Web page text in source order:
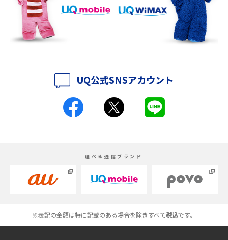
iPhone 16eとiPhone 14を徹底比較！スペック・機能の違いをわかりやすく
紹介
iPhone 16とiPhone 15の違いは？カメラ・スペック・機能を徹底比較
iPhoneの機種変更のやり方は？事前準備・手順やデータ移行方法をわかり
Androidスマホとは？特徴やメリット・デメリット、おススメ機種を紹介
高校生にスマホ制限は必要？所持率やメリット・デメリットを詳しく紹介
UQ公式SNSアカウント
選べる通信ブランド
※表記の金額は特に記載のある場合を除きすべて税込です。